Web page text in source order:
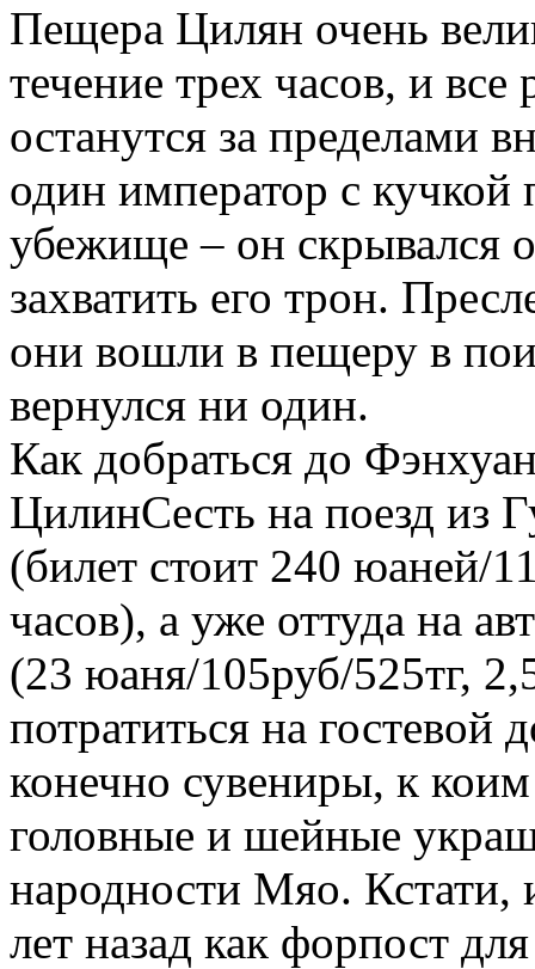
Пещера Цилян очень
течение трех часов, и
останутся за пределами
один император с
убежище – он скрывался
захватить его трон.
они вошли в пещеру в
вернулся ни один.
Как добраться до
ЦилинСесть на поезд из
(билет стоит 240 юаней/
часов), а уже оттуда на
(23 юаня/105руб/525тг,
потратиться на гостевой
конечно сувениры, к
головные и шейные
народности Мяо. Кстати,
лет назад как форпост